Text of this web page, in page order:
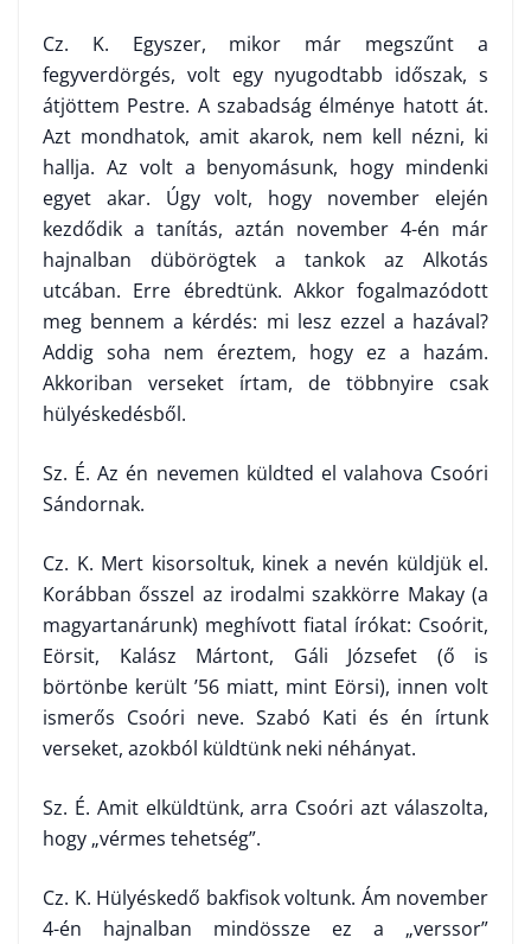
Cz. K. Egyszer, mikor már megszűnt a
fegyverdörgés, volt egy nyugod­tabb időszak, s
átjöttem Pestre. A szabadság élménye hatott át.
Azt mond­hatok, amit akarok, nem kell nézni, ki
hallja. Az volt a benyomásunk, hogy mindenki
egyet akar. Úgy volt, hogy november elején
kezdődik a tanítás, az­tán november 4-én már
hajnalban dübörögtek a tankok az Alkotás
utcában. Erre ébredtünk. Akkor fogalmazódott
meg bennem a kérdés: mi lesz ezzel a hazával?
Addig soha nem éreztem, hogy ez a hazám.
Akkoriban verseket írtam, de többnyire csak
hülyéskedésből.
Sz. É. Az én nevemen küldted el valahova Csoóri
Sándornak.
Cz. K. Mert kisorsoltuk, kinek a nevén küldjük el.
Korábban ősszel az irodalmi szakkörre Makay (a
magyartanárunk) meghívott fiatal írókat: Csoórit,
Eörsit, Kalász Mártont, Gáli Józsefet (ő is
börtönbe került ’56 miatt, mint Eörsi), innen volt
ismerős Csoóri neve. Szabó Kati és én írtunk
verseket, azokból küldtünk neki néhányat.
Sz. É. Amit elküldtünk, arra Csoóri azt válaszolta,
hogy „vérmes tehet­ség”.
Cz. K. Hülyéskedő bakfisok voltunk. Ám november
4-én hajnalban mindössze ez a „verssor”